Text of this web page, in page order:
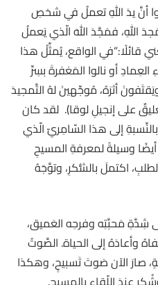
أنَّ يدَ اللهِ تعملُ في شخصِ
اللهِ، فمَجَّدَ اللهَ الّذي يَعملُ
قائلًا:”في الواقع، يُمثِّلُ هذا
أو نالوا المَغفرةَ بسِرِّ
أثرَهُ، مُوجِّهينَ لهُ التَّمجيدَ
على إنجيلِ لوقا). لقد كان
إلى هذا السّامِريّ الّذي
وسيلةً لمعرفةِ المسيحِ
اكتملَ بالشُّكرِ، وتوَّجَهُ
شِدَّةِ مَحبَّتِه وفرحِه العَميق،
وأعادَهُ إلى الحياة. الصَّوتُ
صارَ الآن صَوتَ تَسبيحٍ، وهكذا